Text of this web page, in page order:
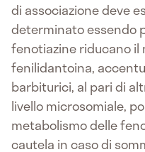
di associazione deve
determinato essendo
fenotiazine riducano il
fenilidantoina,
barbiturici, al pari di
livello microsomiale,
metabolismo delle
cautela in caso di